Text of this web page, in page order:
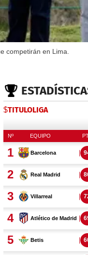
competirán en Lima.
$TITULOLIGA